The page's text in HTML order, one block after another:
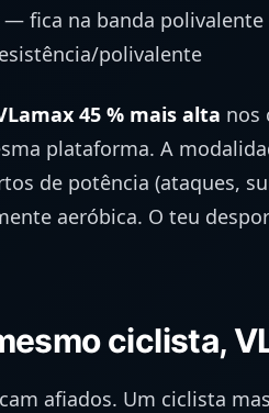
— fica na banda
polivalente
45 % mais alta nos
plataforma. A
de potência (ataques,
aeróbica. O teu
ciclista,
afiados. Um ciclista